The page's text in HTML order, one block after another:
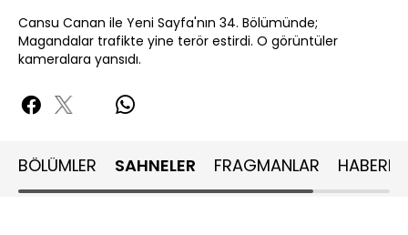
Cansu Canan ile Yeni Sayfa'nın 34. Bölümünde;
Magandalar trafikte yine terör estirdi. O görüntüler
kameralara yansıdı.
BÖLÜMLER SAHNELER FRAGMANLAR